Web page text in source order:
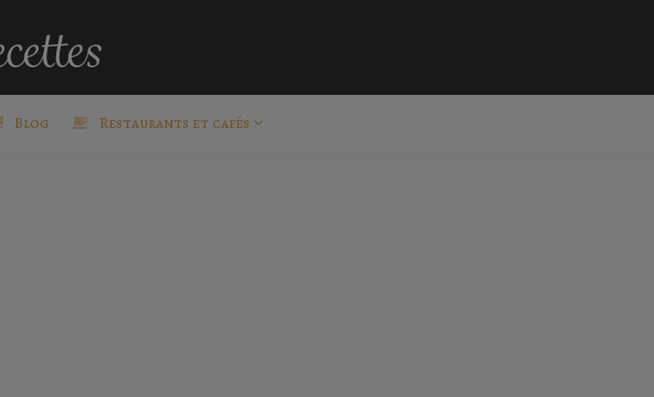
Blog Restaurants et cafés